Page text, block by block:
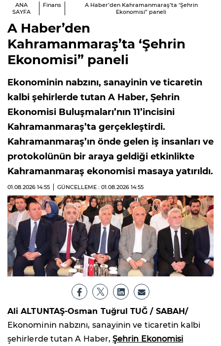
ANA
SAYFA
Finans
A Haber’den Kahramanmaraş’ta ‘Şehrin
Ekonomisi” paneli
A Haber’den
Kahramanmaraş’ta ‘Şehrin
Ekonomisi” paneli
Ekonominin nabzını, sanayinin ve ticaretin
kalbi şehirlerde tutan A Haber, Şehrin
Ekonomisi Buluşmaları’nın 11’incisini
Kahramanmaraş’ta gerçekleştirdi.
Kahramanmaraş’ın önde gelen iş insanları ve
protokolünün bir araya geldiği etkinlikte
Kahramanmaraş ekonomisi masaya yatırıldı.
01.08.2026 14:55 GÜNCELLEME : 01.08.2026 14:55
Ali ALTUNTAŞ-Osman Tuğrul TUĞ / SABAH/
Ekonominin nabzını, sanayinin ve ticaretin kalbi
şehirlerde tutan A Haber,Şehrin Ekonomisi